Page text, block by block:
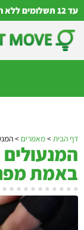
עד 12 תשלומים ללא ריבית והצמדה | משלוחים לכל הארץ
דף הבית >מאמרים >
באמת